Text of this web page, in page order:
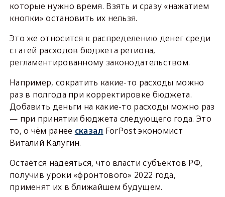
которые нужно время. Взять и сразу «нажатием
кнопки» остановить их нельзя.
Это же относится к распределению денег среди
статей расходов бюджета региона,
регламентированному законодательством.
Например, сократить какие-то расходы можно
раз в полгода при корректировке бюджета.
Добавить деньги на какие-то расходы можно раз
— при принятии бюджета следующего года. Это
то, о чём ранее сказал ForPost экономист
Виталий Калугин.
Остаётся надеяться, что власти субъектов РФ,
получив уроки «фронтового» 2022 года,
применят их в ближайшем будущем.